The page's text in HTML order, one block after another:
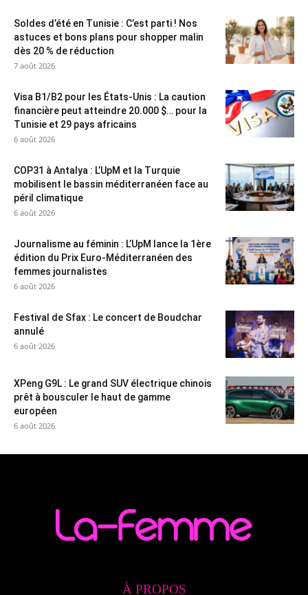
Soldes d’été en Tunisie : C’est parti ! Nos
astuces et bons plans pour shopper malin
dès 20 % de réduction
7 août 2026
Visa B1/B2 pour les États-Unis : La caution
financière peut atteindre 20.000 $… pour la
Tunisie et 29 pays africains
6 août 2026
COP31 à Antalya : L’UpM et la Turquie
mobilisent le bassin méditerranéen face au
péril climatique
6 août 2026
Journalisme au féminin : L’UpM lance la 1ère
édition du Prix Euro-Méditerranéen des
femmes journalistes
6 août 2026
Festival de Sfax : Le concert de Boudchar
annulé
6 août 2026
XPeng G9L : Le grand SUV électrique chinois
prêt à bousculer le haut de gamme
européen
6 août 2026
À PROPOS